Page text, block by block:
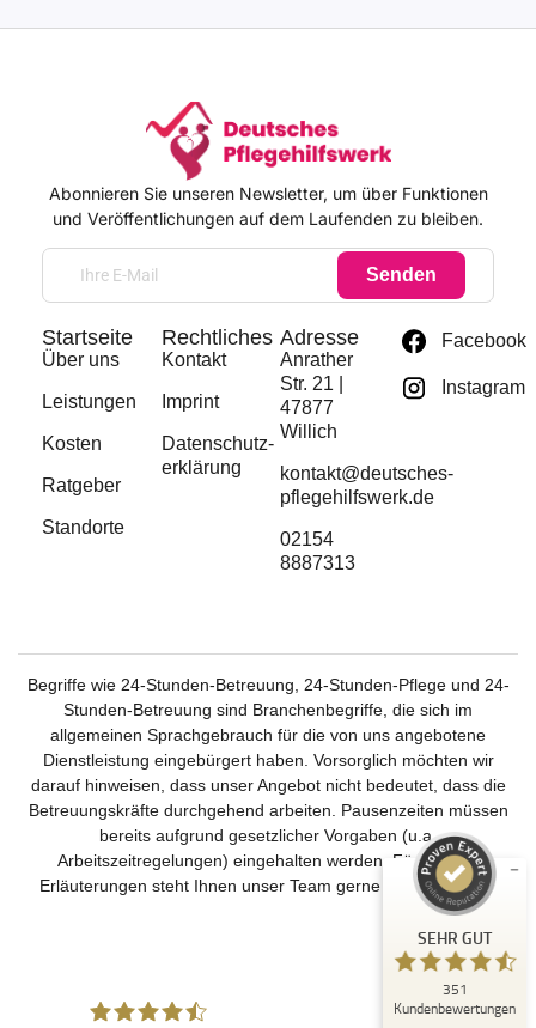
Abonnieren Sie unseren Newsletter, um über Funktionen
und Veröffentlichungen auf dem Laufenden zu bleiben.
Senden
Startseite
Über uns
Leistungen
Kosten
Ratgeber
Standorte
Rechtliches
Kontakt
Imprint
Datenschutz­
erklärung
Adresse
Anrather
Str. 21 |
47877
Willich
kontakt@deutsches-
pflegehilfswerk.de
02154
8887313
Facebook
Instagram
Begriffe wie 24-Stunden-Betreuung, 24-Stunden-Pflege und 24-
Stunden-Betreuung sind Branchenbegriffe, die sich im
allgemeinen Sprachgebrauch für die von uns angebotene
Dienstleistung eingebürgert haben. Vorsorglich möchten wir
darauf hinweisen, dass unser Angebot nicht bedeutet, dass die
Betreuungskräfte durchgehend arbeiten. Pausenzeiten müssen
bereits aufgrund gesetzlicher Vorgaben (u.a.
Arbeitszeitregelungen) eingehalten werden. Für weitere
Erläuterungen steht Ihnen unser Team gerne zur Verfügung.
SEHR GUT
351
Kundenbewertungen
Kundenbewertungen und Erfahrungen zu
Deutsches Pflegehilfswerk
99
%
Empfehlungen auf
ProvenExpert.com
SEHR GUT
4,51
/
5,00
237
ProvenExpert.com
114
Blick aufs ProvenExpert-Profil werfen